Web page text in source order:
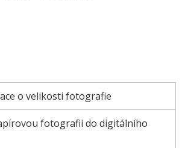
o velikosti fotografie
fotografii do digitálního